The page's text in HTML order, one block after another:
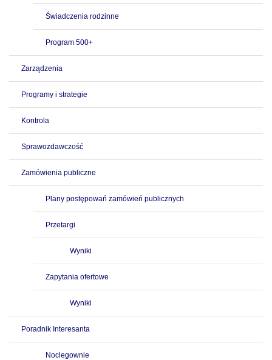
Świadczenia rodzinne
Program 500+
Zarządzenia
Programy i strategie
Kontrola
Sprawozdawczość
Zamówienia publiczne
Plany postępowań zamówień publicznych
Przetargi
Wyniki
Zapytania ofertowe
Wyniki
Poradnik Interesanta
Noclegownie